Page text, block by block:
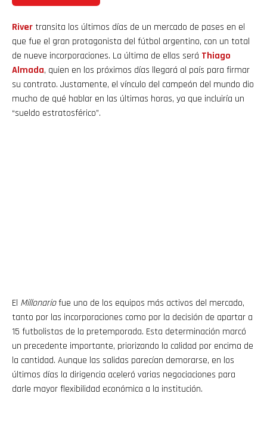
Rivertransita los últimos días de un mercado de pases en el
que fue el gran protagonista del fútbol argentino, con un total
de nueve incorporaciones. La última de ellas será Thiago
Almada, quien en los próximos días llegará al país para firmar
su contrato. Justamente, el vínculo del campeón del mundo dio
mucho de qué hablar en las últimas horas, ya que incluiría un
“sueldo estratosférico”.
El Millonariofue uno de los equipos más activos del mercado,
tanto por las incorporaciones como por la decisión de apartar a
15 futbolistas de la pretemporada. Esta determinación marcó
un precedente importante, priorizando la calidad por encima de
la cantidad. Aunque las salidas parecían demorarse, en los
últimos días la dirigencia aceleró varias negociaciones para
darle mayor flexibilidad económica a la institución.